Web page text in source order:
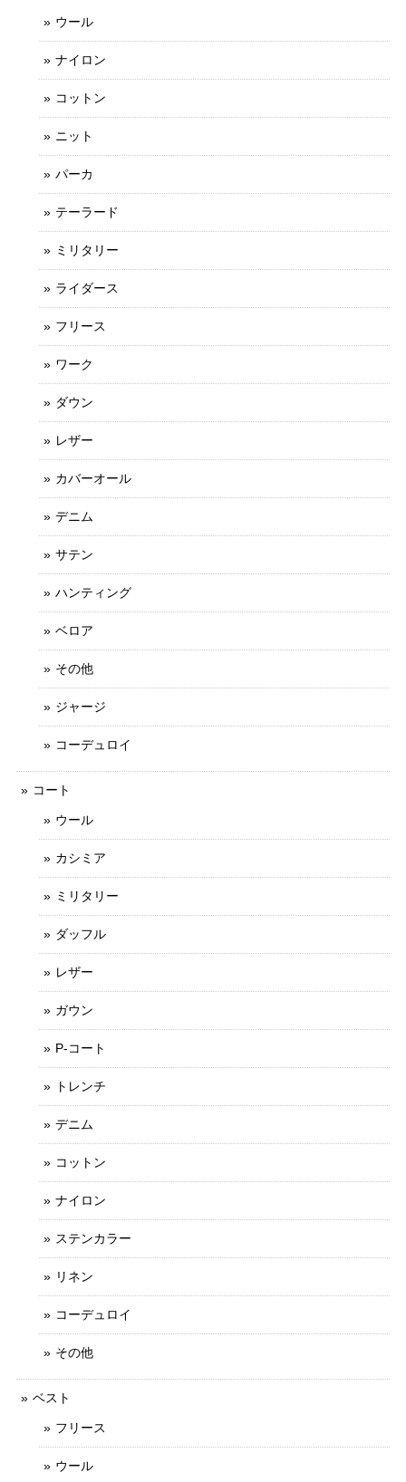
ウール
ナイロン
コットン
ニット
パーカ
テーラード
ミリタリー
ライダース
フリース
ワーク
ダウン
レザー
カバーオール
デニム
サテン
ハンティング
ベロア
その他
ジャージ
コーデュロイ
コート
ウール
カシミア
ミリタリー
ダッフル
レザー
ガウン
P-コート
トレンチ
デニム
コットン
ナイロン
ステンカラー
リネン
コーデュロイ
その他
ベスト
フリース
ウール